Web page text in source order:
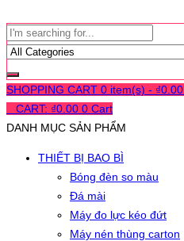
SHOPPING CART 0 item(s) - ₫0.00
CART: ₫0.00 0 Cart
DANH MỤC SẢN PHẨM
THIẾT BỊ BAO BÌ
Bóng đèn so màu
Đá mài
Máy đo lực kéo đứt
Máy nén thùng carton